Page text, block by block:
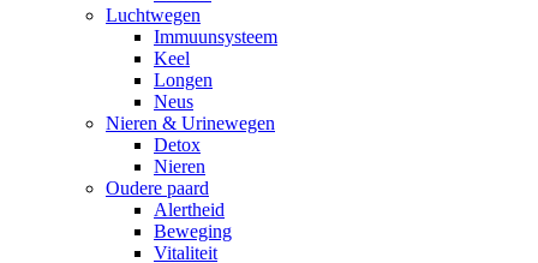
Luchtwegen
Immuunsysteem
Keel
Longen
Neus
Nieren & Urinewegen
Detox
Nieren
Oudere paard
Alertheid
Beweging
Vitaliteit